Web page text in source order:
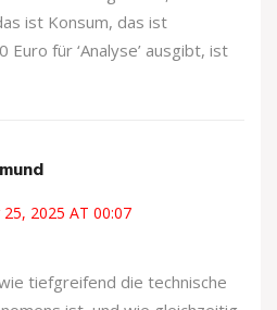
ist Konsum, das ist
Euro für ‘Analyse’ ausgibt, ist
2025 AT 00:07
tiefgreifend die technische